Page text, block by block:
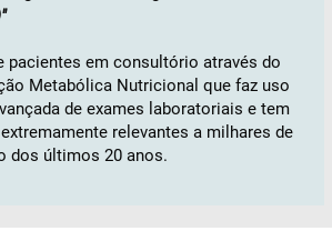
pacientes em consultório através do
Metabólica Nutricional que faz uso
de exames laboratoriais e tem
relevantes a milhares de
dos últimos 20 anos.